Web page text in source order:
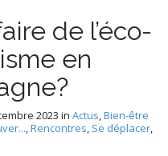
de l’éco-
en
2023 in Actus,Bien-être
,Rencontres, Se déplacer,